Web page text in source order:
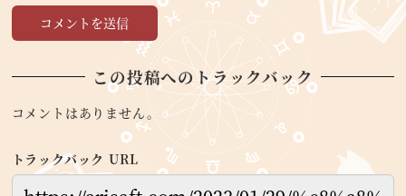
この投稿へのトラックバック
コメントはありません。
トラックバック URL